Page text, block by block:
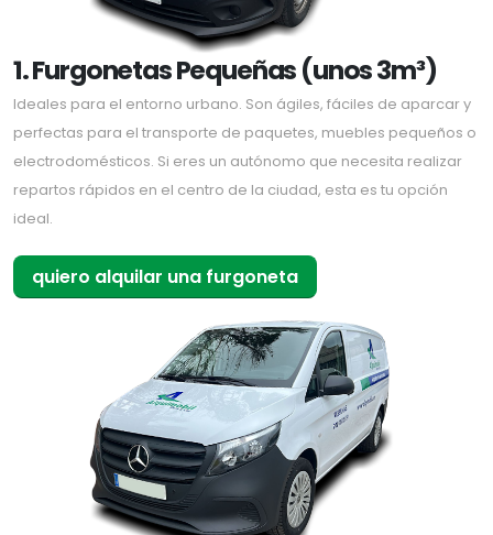
1. Furgonetas Pequeñas (unos 3m³)
Ideales para el entorno urbano. Son ágiles, fáciles de aparcar y
perfectas para el transporte de paquetes, muebles pequeños o
electrodomésticos. Si eres un autónomo que necesita realizar
repartos rápidos en el centro de la ciudad, esta es tu opción
ideal.
quiero alquilar una furgoneta